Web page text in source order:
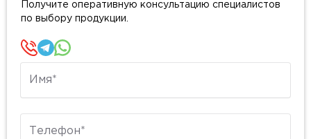
Получите оперативную консультацию специалистов
по выбору продукции.